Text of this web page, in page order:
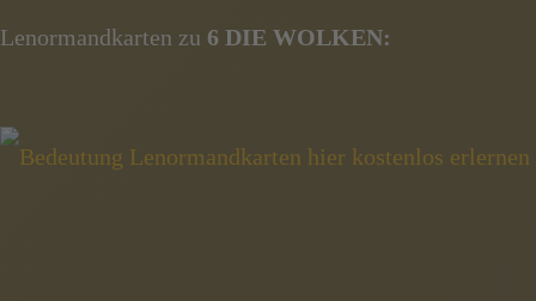
Lenormandkarten zu 6 DIE WOLKEN: